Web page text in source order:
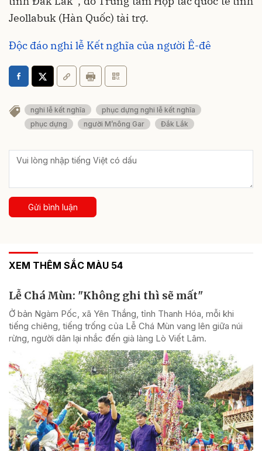
Jeollabuk (Hàn Quốc) tài trợ.
Độc đáo nghi lễ Kết nghĩa của người Ê-đê
nghi lễ kết nghĩa
phục dựng nghi lễ kết nghĩa
phục dựng
người M’nông Gar Đắk Lắk
Gửi bình luận
XEM THÊM SẮC MÀU 54
Lễ Chá Mùn: "Không ghi thì sẽ mất"
Ở bản Ngàm Pốc, xã Yên Thắng, tỉnh Thanh Hóa, mỗi khi
tiếng chiêng, tiếng trống của Lễ Chá Mùn vang lên giữa núi
rừng, người dân lại nhắc đến già làng Lò Viết Lâm.